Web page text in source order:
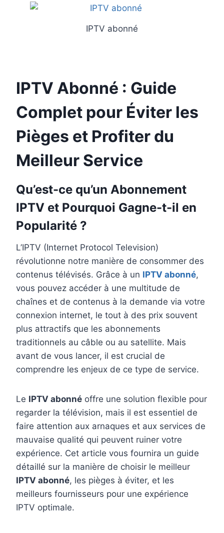
IPTV abonné
IPTV Abonné : Guide
Complet pour Éviter les
Pièges et Profiter du
Meilleur Service
Qu’est-ce qu’un Abonnement
IPTV et Pourquoi Gagne-t-il en
Popularité ?
L’IPTV (Internet Protocol Television)
révolutionne notre manière de consommer des
contenus télévisés. Grâce à un IPTV abonné,
vous pouvez accéder à une multitude de
chaînes et de contenus à la demande via votre
connexion internet, le tout à des prix souvent
plus attractifs que les abonnements
traditionnels au câble ou au satellite. Mais
avant de vous lancer, il est crucial de
comprendre les enjeux de ce type de service.
Le IPTV abonné offre une solution flexible pour
regarder la télévision, mais il est essentiel de
faire attention aux arnaques et aux services de
mauvaise qualité qui peuvent ruiner votre
expérience. Cet article vous fournira un guide
détaillé sur la manière de choisir le meilleur
IPTV abonné, les pièges à éviter, et les
meilleurs fournisseurs pour une expérience
IPTV optimale.